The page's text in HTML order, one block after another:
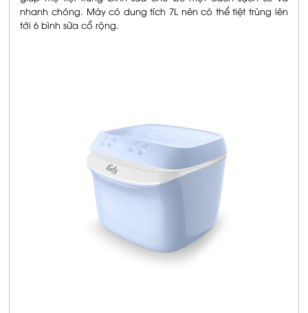
nhanh chóng. Máy có dung tích 7L nên có thể tiệt trùng lên
tới 6 bình sữa cổ rộng.